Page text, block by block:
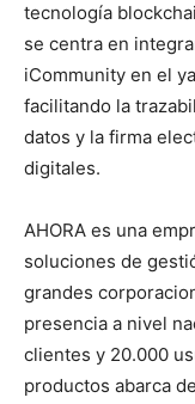
tecnología
se centra en
iCommunity en el
facilitando la
datos y la firma
digitales.
AHORA es una
soluciones de
grandes
presencia a nivel
clientes y 20.000
productos abarca